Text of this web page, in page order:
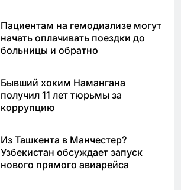
Пациентам на гемодиализе могут
начать оплачивать поездки до
больницы и обратно
Бывший хоким Намангана
получил 11 лет тюрьмы за
коррупцию
Из Ташкента в Манчестер?
Узбекистан обсуждает запуск
нового прямого авиарейса